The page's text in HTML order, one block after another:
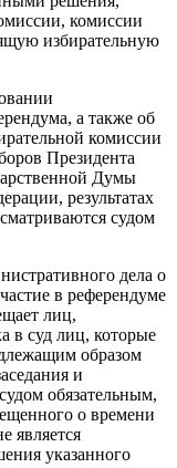
комиссии
избирательную
а также об
комиссии
Президента
Думы
результатах
судом
дела о
в референдуме
лиц,
в суд лиц, которые
образом
и
обязательным,
о времени
является
указанного